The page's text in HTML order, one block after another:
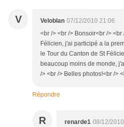
V Veloblan 07/12/2010 21:06
<br /> <br /> Bonsoir<br />
Félicien, j'ai participé a la
le Tour du Canton de St
beaucoup moins de monde,
/> <br /> Belles photos!<br />
Répondre
R renarde1 08/12/